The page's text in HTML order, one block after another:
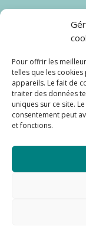
Pour offrir les
telles que les
appareils. Le fait de
traiter des données
uniques sur ce site.
consentement peut
et fonctions.
Catégories
Seconde main
Carte cadeau
© 2022